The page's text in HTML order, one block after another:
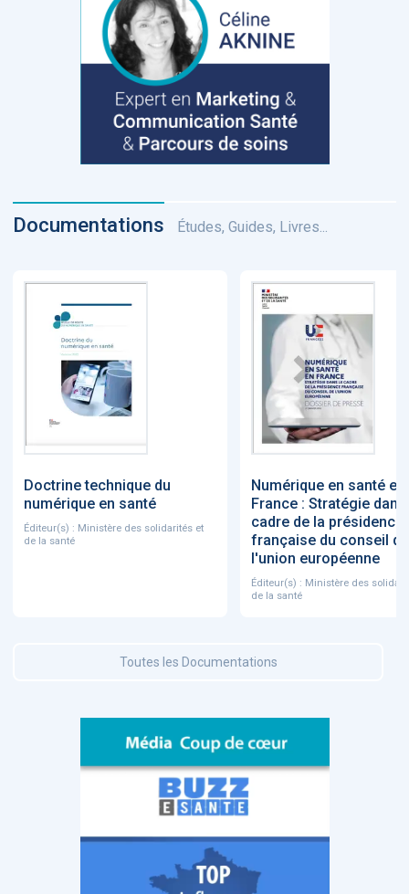
Documentations Études, Guides, Livres...
Doctrine technique du
numérique en santé
Éditeur(s) : Ministère des solidarités et
de la santé
Numérique en santé en
France : Stratégie
cadre de la présidence
française du conseil de
l'union européenne
Éditeur(s) : Ministère des
de la santé
Toutes les Documentations